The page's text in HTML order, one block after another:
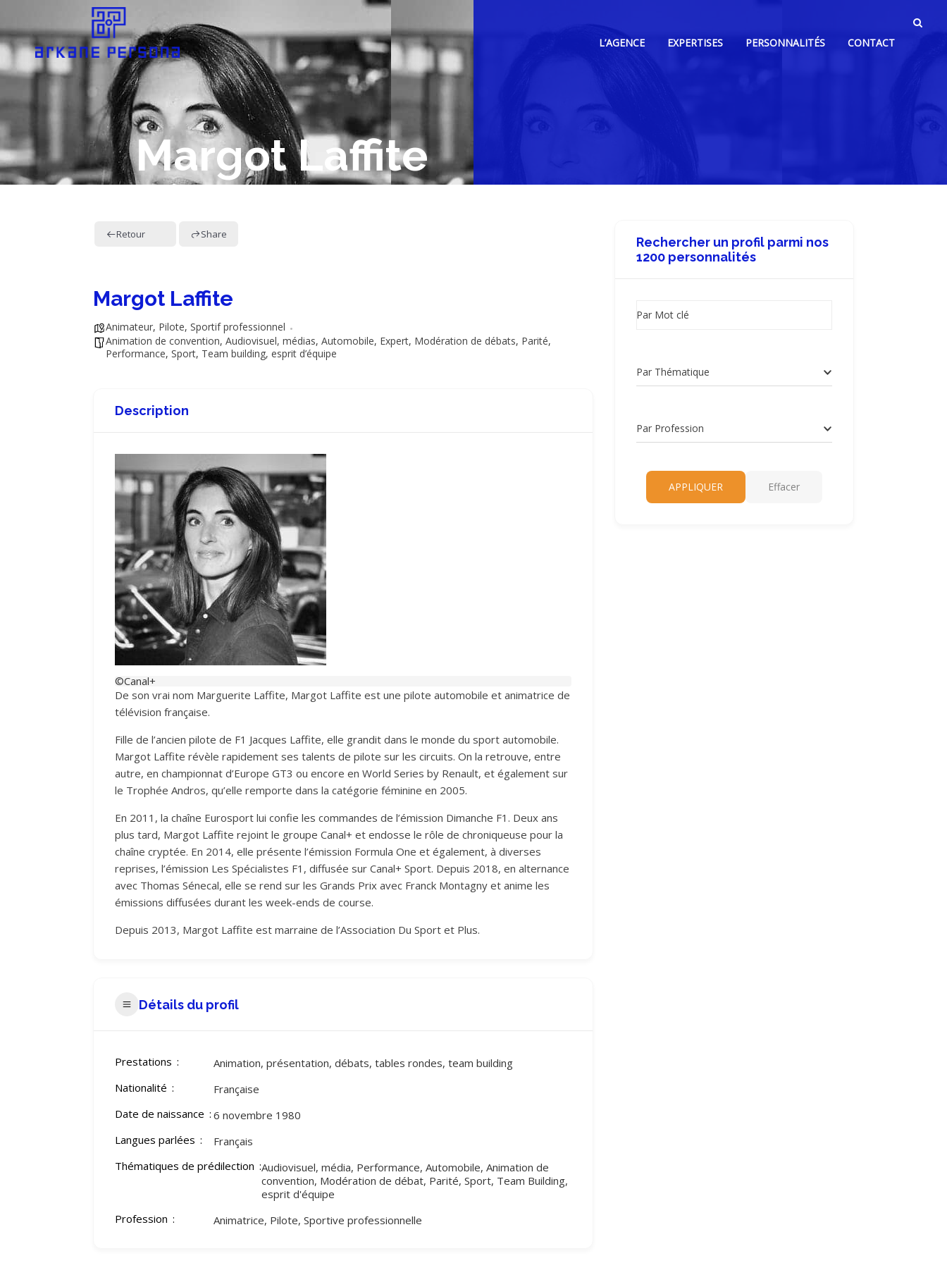
L’AGENCE EXPERTISES PERSONNALITÉS CONTACT
Margot Laffite
Retour Share
Margot Laffite
Animateur, Pilote, Sportif professionnel
Animation de convention, Audiovisuel, médias, Automobile, Expert, Modération de débats, Parité,
Performance, Sport, Team building, esprit d’équipe
Description
©Canal+
De son vrai nom Marguerite Laffite, Margot Laffite est une pilote automobile et animatrice de
télévision française.
Fille de l’ancien pilote de F1 Jacques Laffite, elle grandit dans le monde du sport automobile.
Margot Laffite révèle rapidement ses talents de pilote sur les circuits. On la retrouve, entre
autre, en championnat d’Europe GT3 ou encore en World Series by Renault, et également sur
le Trophée Andros, qu’elle remporte dans la catégorie féminine en 2005.
En 2011, la chaîne Eurosport lui confie les commandes de l’émission Dimanche F1. Deux ans
plus tard, Margot Laffite rejoint le groupe Canal+ et endosse le rôle de chroniqueuse pour la
chaîne cryptée. En 2014, elle présente l’émission Formula One et également, à diverses
reprises, l’émission Les Spécialistes F1, diffusée sur Canal+ Sport. Depuis 2018, en alternance
avec Thomas Sénecal, elle se rend sur les Grands Prix avec Franck Montagny et anime les
émissions diffusées durant les week-ends de course.
Depuis 2013, Margot Laffite est marraine de l’Association Du Sport et Plus.
Détails du profil
Prestations
Animation, présentation, débats, tables rondes, team building
Nationalité
Française
Date de naissance
6 novembre 1980
Langues parlées
Français
Thématiques de prédilection Audiovisuel, média, Performance, Automobile, Animation de
convention, Modération de débat, Parité, Sport, Team Building,
esprit d'équipe
Profession
Animatrice, Pilote, Sportive professionnelle
Rechercher un profil parmi nos
1200 personnalités
Par Mot clé
Par Thématique
Par Profession
APPLIQUER Effacer